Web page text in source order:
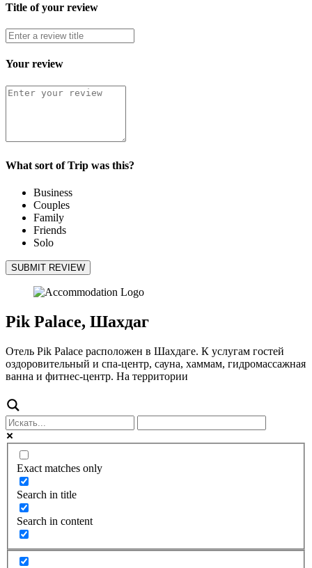
Title of your review
Your review
What sort of Trip was this?
Business
Couples
Family
Friends
Solo
SUBMIT REVIEW
Pik Palace, Шахдаг
Отель Pik Palace расположен в Шахдаге. К услугам гостей
оздоровительный и спа-центр, сауна, хаммам, гидромассажная
ванна и фитнес-центр. На территории
Exact matches only
Search in title
Search in content